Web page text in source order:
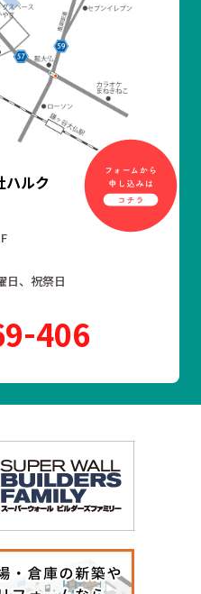
ハルク
日、祝祭日
406